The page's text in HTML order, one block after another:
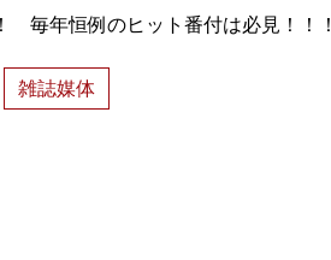
毎年恒例のヒット番付は必見！！！
雑誌媒体